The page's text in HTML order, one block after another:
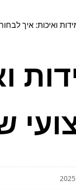
ואיכות: איך